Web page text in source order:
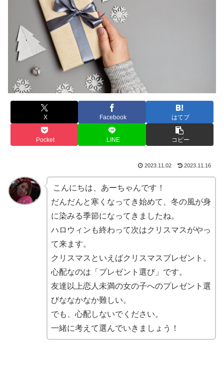
X Facebook はてブ
Pocket LINE コピー
2023.11.02 2023.11.16
こんにちは、あーちゃんです！
だんだんと寒くなってき始めて、冬の風が身
に染みる季節になってきましたね。
ハロウィンも終わって次はクリスマスがやっ
て来ます。
クリスマスといえばクリスマスプレゼント。
心配なのは「プレゼント選び」です。
友達以上恋人未満の女の子へのプレゼント選
びななかなか難しい。
でも、心配しないでください。
一緒に考えて選んでいきましょう！